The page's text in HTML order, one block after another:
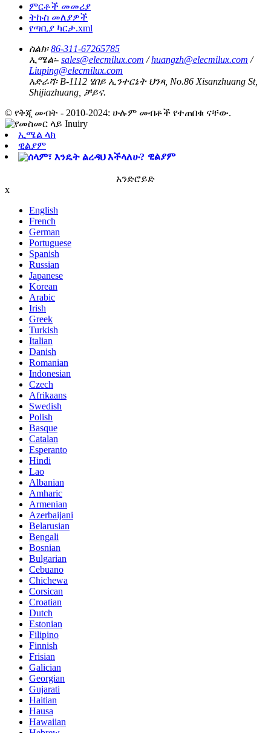
ምርቶች መመሪያ
ትኩስ መለያዎች
የጣቢያ ካርታ.xml
ስልክ፡ 86-311-67265785
ኢሜል፡- sales@elecmilux.com /huangzh@elecmilux.com /
Liuping@elecmilux.com
አድራሻ፡ B-1112 ሄበይ ኢንተርኔት ህንጻ, No.86 Xisanzhuang St,
Shijiazhuang, ቻይና.
© የቅጂ መብት - 2010-2024: ሁሉም መብቶች የተጠበቁ ናቸው.
ኢሜል ላክ
ዊልያም
ዊልያም
አንድሮይድ
x
English
French
German
Portuguese
Spanish
Russian
Japanese
Korean
Arabic
Irish
Greek
Turkish
Italian
Danish
Romanian
Indonesian
Czech
Afrikaans
Swedish
Polish
Basque
Catalan
Esperanto
Hindi
Lao
Albanian
Amharic
Armenian
Azerbaijani
Belarusian
Bengali
Bosnian
Bulgarian
Cebuano
Chichewa
Corsican
Croatian
Dutch
Estonian
Filipino
Finnish
Frisian
Galician
Georgian
Gujarati
Haitian
Hausa
Hawaiian